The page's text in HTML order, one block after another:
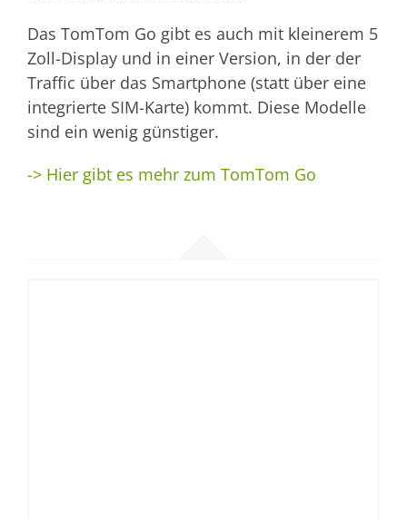
Das TomTom Go gibt es auch mit kleinerem 5
Zoll-Display und in einer Version, in der der
Traffic über das Smartphone (statt über eine
integrierte SIM-Karte) kommt. Diese Modelle
sind ein wenig günstiger.
-> Hier gibt es mehr zum TomTom Go